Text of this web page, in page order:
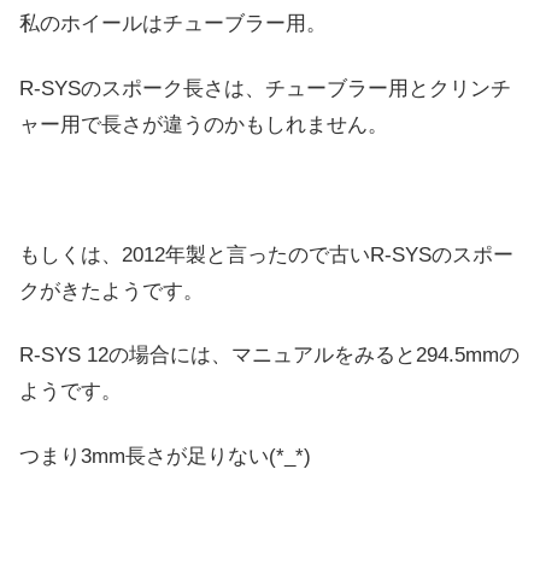
私のホイールはチューブラー用。
R-SYSのスポーク長さは、チューブラー用とクリンチ
ャー用で長さが違うのかもしれません。
もしくは、2012年製と言ったので古いR-SYSのスポー
クがきたようです。
R-SYS 12の場合には、マニュアルをみると294.5mmの
ようです。
つまり3mm長さが足りない(*_*)